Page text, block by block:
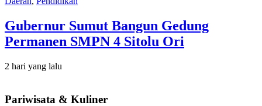
Gubernur Sumut Bangun Gedung
Permanen SMPN 4 Sitolu Ori
2 hari yang lalu
Pariwisata & Kuliner